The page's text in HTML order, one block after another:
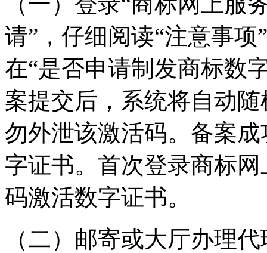
请”，仔细阅读“注意事
在“是否申请制发商标数
案提交后，系统将自动
勿外泄该激活码。备案
字证书。首次登录商标
码激活数字证书。
（二）邮寄或大厅办理